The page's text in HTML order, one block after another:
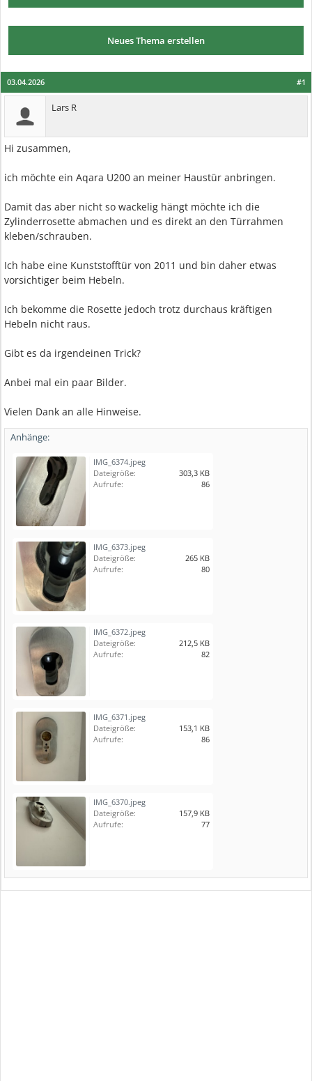
Neues Thema erstellen
#1
03.04.2026
Lars R
Hi zusammen,
ich möchte ein Aqara U200 an meiner Haustür anbringen.
Damit das aber nicht so wackelig hängt möchte ich die
Zylinderrosette abmachen und es direkt an den Türrahmen
kleben/schrauben.
Ich habe eine Kunststofftür von 2011 und bin daher etwas
vorsichtiger beim Hebeln.
Ich bekomme die Rosette jedoch trotz durchaus kräftigen
Hebeln nicht raus.
Gibt es da irgendeinen Trick?
Anbei mal ein paar Bilder.
Vielen Dank an alle Hinweise.
Anhänge:
IMG_6374.jpeg
Dateigröße:
303,3 KB
Aufrufe:
86
IMG_6373.jpeg
Dateigröße:
265 KB
Aufrufe:
80
IMG_6372.jpeg
Dateigröße:
212,5 KB
Aufrufe:
82
IMG_6371.jpeg
Dateigröße:
153,1 KB
Aufrufe:
86
IMG_6370.jpeg
Dateigröße:
157,9 KB
Aufrufe:
77